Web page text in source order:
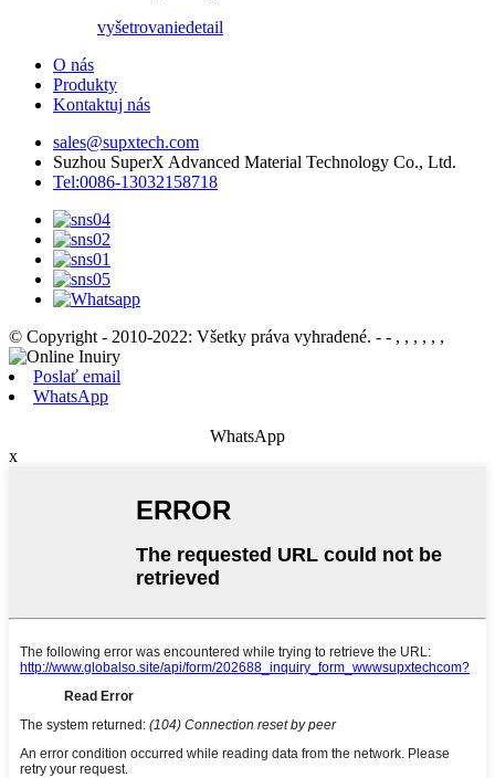
vyšetrovaniedetail
O nás
Produkty
Kontaktuj nás
sales@supxtech.com
Suzhou SuperX Advanced Material Technology Co., Ltd.
Tel:0086-13032158718
© Copyright - 2010-2022: Všetky práva vyhradené. - - , , , , , ,
Poslať email
WhatsApp
WhatsApp
x